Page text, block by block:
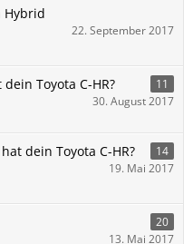
Hybrid
22. September 2017
Toyota C-HR?
11
30. August 2017
dein Toyota C-HR? 14
19. Mai 2017
20
13. Mai 2017